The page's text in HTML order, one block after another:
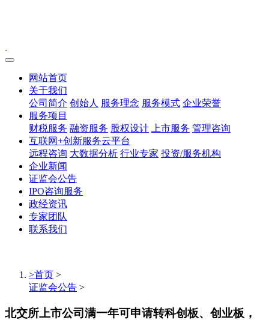
网站首页
关于我们
公司简介 创始人 服务理念 服务模式 企业荣誉
服务项目
财税服务 融资服务 股权设计 上市服务 管理咨询
互联网+创新服务云平台
远程咨询 大数据分析 行业专家 投资/服务机构
企业新闻
证监会公告
IPO咨询服务
政经资讯
专家团队
联系我们
>首页 >
证监会公告 >
北交所上市公司满一年可申请转科创板、创业板，